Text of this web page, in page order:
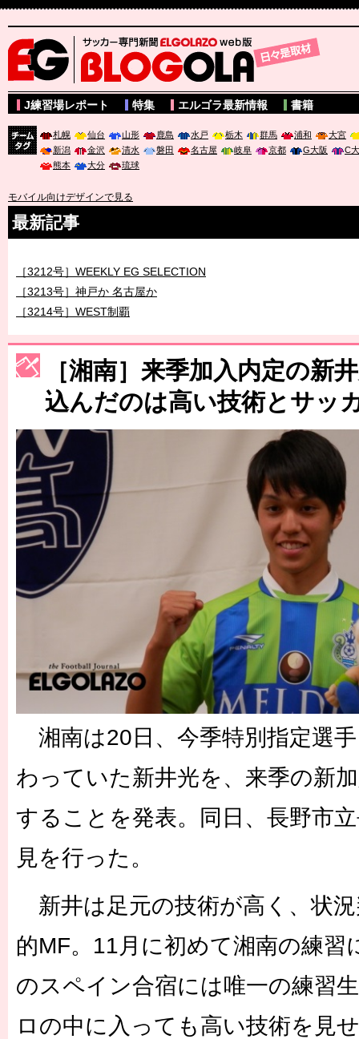
サッカー専門新聞ELGOLAZO web版 BLOGOLA
J練習場レポート 特集 エルゴラ最新情報 書籍
札幌 仙台 山形 鹿島 水戸 栃木 群馬 浦和
大宮
新潟
金沢 清水 磐田 名古屋 岐阜 京都 G大阪
C
熊本
大分 琉球
モバイル向けデザインで見る
最新記事
［3212号］WEEKLY EG SELECTION
［3213号］神戸か 名古屋か
［3214号］WEST制覇
［3215号］WEEKLY EG SELECTION
［3216号］行く末占うラストワン
［3217号］最高の景色へ出国
［3218号］WEEKLY EG SELECTION
［3219号］特別な覇者へ 大逆転か連破か
［3220号］伝説の王者、黄金のシャーレ
［湘南］来季加入内定の新
込んだのは高い技術とサッ
湘南は20日、今季特別指定選
わっていた新井光を、来季の新
することを発表。同日、長野市
見を行った。
新井は足元の技術が高く、状
的MF。11月に初めて湘南の練習
のスペイン合宿には唯一の練習
ロの中に入っても高い技術を見